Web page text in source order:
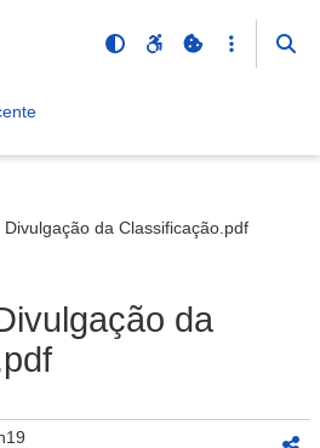
Divulgação da Classificação.pdf
da